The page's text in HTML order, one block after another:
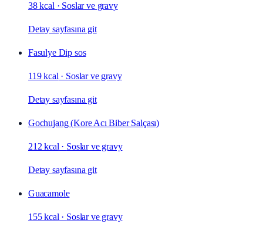
38 kcal · Soslar ve gravy
Detay sayfasına git
Fasulye Dip sos
119 kcal · Soslar ve gravy
Detay sayfasına git
Gochujang (Kore Acı Biber Salçası)
212 kcal · Soslar ve gravy
Detay sayfasına git
Guacamole
155 kcal · Soslar ve gravy